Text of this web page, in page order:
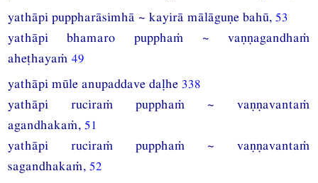
yathāpi puppharāsimhā ~ kayirā mālāguṇe bahū, 53
yathāpi bhamaro pupphaṁ ~ vaṇṇagandhaṁ
aheṭhayaṁ49
yathāpi mūle anupaddave daḷhe 338
yathāpi ruciraṁ pupphaṁ ~ vaṇṇavantaṁ
agandhakaṁ, 51
yathāpi ruciraṁ pupphaṁ ~ vaṇṇavantaṁ
sagandhakaṁ, 52